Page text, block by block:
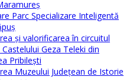
Parc Specializare Inteligentă
și valorificarea în circuitul
Geza Teleki din
Pribilești
Muzeului Județean de Istorie